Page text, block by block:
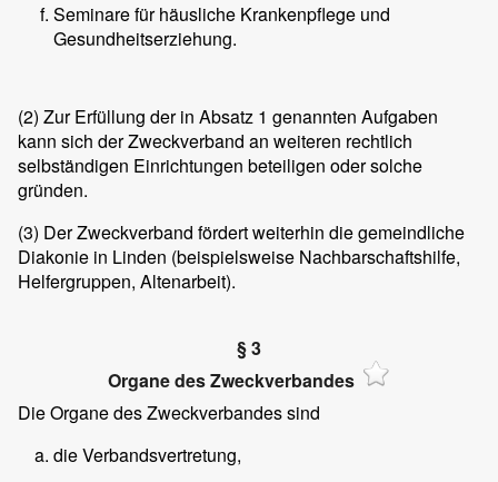
Seminare für häusliche Krankenpflege und
Gesundheitserziehung.
(2) Zur Erfüllung der in Absatz 1 genannten Aufgaben
kann sich der Zweckverband an weiteren rechtlich
selbständigen Einrichtungen beteiligen oder solche
gründen.
(3) Der Zweckverband fördert weiterhin die gemeindliche
Diakonie in Linden (beispielsweise Nachbarschaftshilfe,
Helfergruppen, Altenarbeit).
§ 3
Organe des Zweckverbandes
Die Organe des Zweckverbandes sind
die Verbandsvertretung,